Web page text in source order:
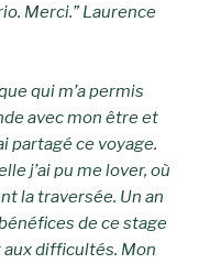
Merci.” Laurence
qui m’a permis
avec mon être et
partagé ce voyage.
j’ai pu me lover, où
la traversée. Un an
de ce stage
difficultés. Mon